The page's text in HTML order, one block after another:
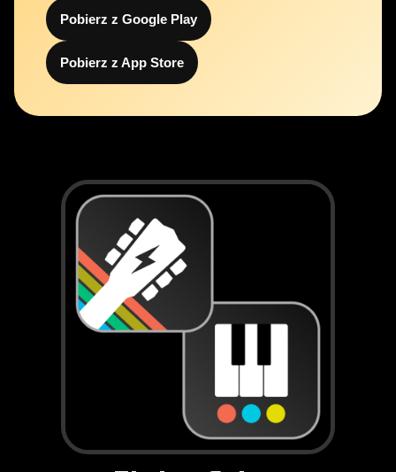
Pobierz z Google Play
Pobierz z App Store